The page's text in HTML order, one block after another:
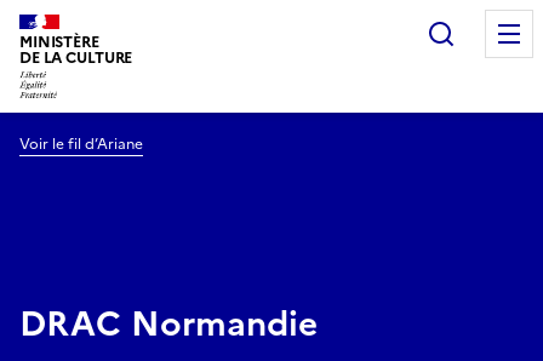
MINISTÈRE
DE LA CULTURE
Voir le fil d’Ariane
DRAC Normandie